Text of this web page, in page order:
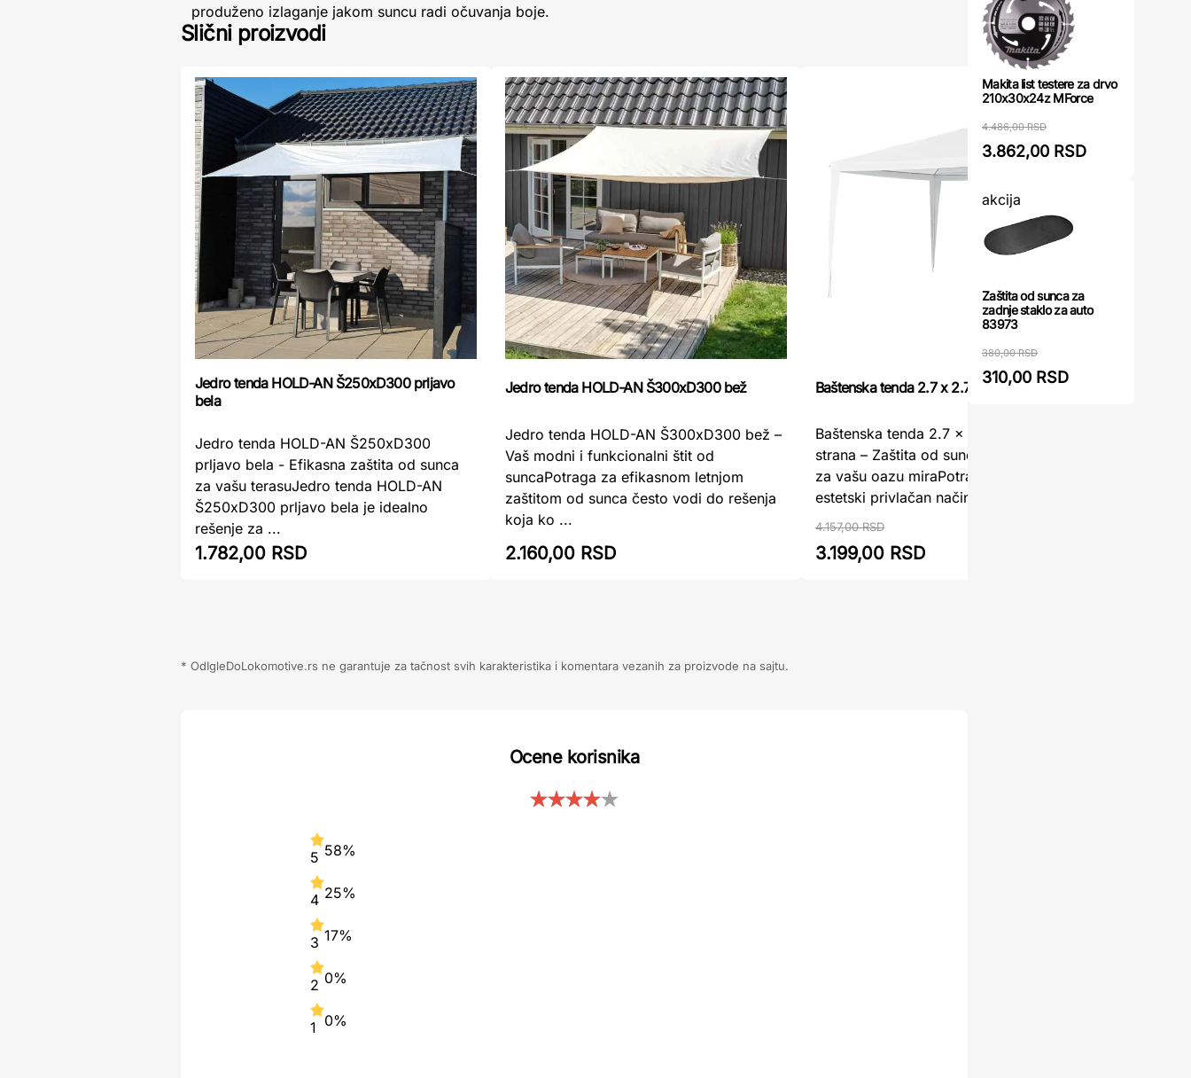
produženo izlaganje jakom suncu radi očuvanja boje.
Slični proizvodi
Jedro tenda HOLD-AN Š250xD300 prljavo
bela
Jedro tenda HOLD-AN Š250xD300
prljavo bela - Efikasna zaštita od sunca
za vašu terasuJedro tenda HOLD-AN
Š250xD300 prljavo bela je idealno
rešenje za ...
1.782,00 RSD
Jedro tenda HOLD-AN Š300xD300 bež
Jedro tenda HOLD-AN Š300xD300 bež –
Vaš modni i funkcionalni štit od
suncaPotraga za efikasnom letnjom
zaštitom od sunca često vodi do rešenja
koja ko ...
2.160,00 RSD
Baštenska tenda 2.7 x 2.7 m bez bočnih strana
Baštenska tenda 2.7 x 2.7 m bez bočnih
strana – Zaštita od sunca i elegantan hlad
za vašu oazu miraPotražite li pouzdan i
estetski privlačan način da ...
4.157,00 RSD
3.199,00 RSD
* OdIgleDoLokomotive.rs ne garantuje za tačnost svih karakteristika i komentara vezanih za proizvode na sajtu.
Ocene korisnika
5 58%
4 25%
3 17%
2 0%
1 0%
Makita list testere za drvo
210x30x24z MForce
4.486,00 RSD
3.862,00 RSD
akcija
Zaštita od sunca za
zadnje staklo za auto
83973
380,00 RSD
310,00 RSD